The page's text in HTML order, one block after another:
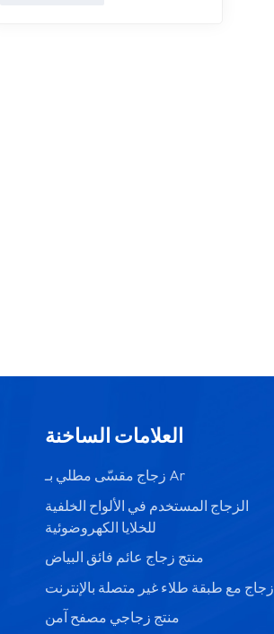
العلامات الساخنة
زجاج مقسّى مطلي بـ Ar
الزجاج المستخدم في الألواح الخلفية
للخلايا الكهروضوئية
منتج زجاج عائم فائق البياض
زجاج مع طبقة طلاء غير متصلة بالإنترنت
منتج زجاجي مصفح آمن